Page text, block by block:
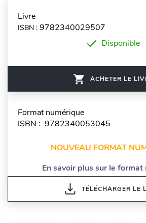
Livre
ISBN : 9782340029507
Disponible
ACHETER LE
Format numérique
ISBN : 9782340053045
NOUVEAU FORMAT
En savoir plus sur le format
TÉLÉCHARGER LE